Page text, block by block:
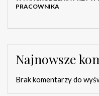
PRACOWNIKA
Najnowsze
Brak komentarzy do